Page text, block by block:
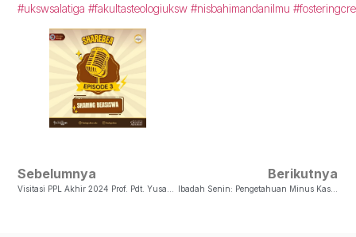
#ukswsalatiga #fakultasteologiuksw #nisbahimandanilmu
Sebelumnya Berikutnya
Ibadah Senin: Pengetahuan Minus Kasih = Nihil